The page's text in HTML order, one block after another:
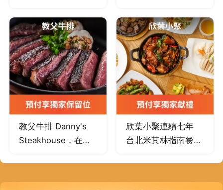
理，靜謐的空間，將
帶來精采、迷人食尚
體驗。
蕾印象，盡顯不凡。
隱身都市裡的改造日
式古宅創意特色料
理。
教父牛排 Danny's
Steakhouse，在台
40 年經驗，諳知每
欣葉小聚連續七年
台北米其林指南餐
鬆時尚的台菜品牌。